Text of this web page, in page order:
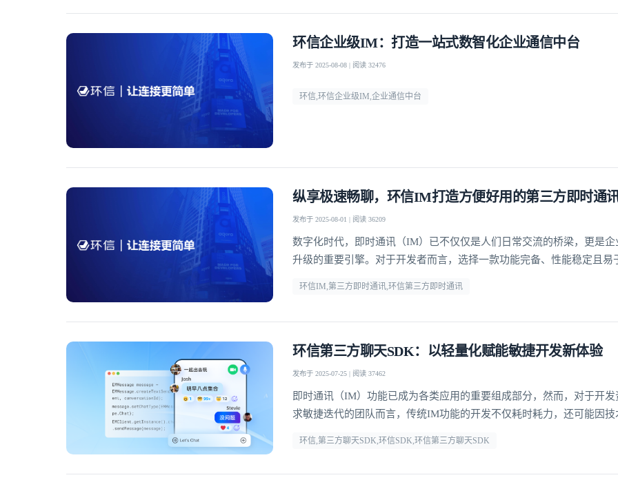
环信企业级IM：打造一站式数智化企业通信中台
发布于 2025-08-08 | 阅读 32476
环信,环信企业级IM,企业通信中台
纵享极速畅聊，环信IM打造方便好用的第三方即时通
发布于 2025-08-01 | 阅读 36209
数字化时代，即时通讯（IM）已不仅仅是人们日常交流的桥梁，更是企
升级的重要引擎。对于开发者而言，选择一款功能完备、性能稳定且易
环信IM,第三方即时通讯,环信第三方即时通讯
环信第三方聊天SDK：以轻量化赋能敏捷开发新体验
发布于 2025-07-25 | 阅读 37462
即时通讯（IM）功能已成为各类应用的重要组成部分，然而，对于开发
求敏捷迭代的团队而言，传统IM功能的开发不仅耗时耗力，还可能因技
环信,第三方聊天SDK,环信SDK,环信第三方聊天SDK
我已阅读并同意
提交
不了，谢谢
登录客服云